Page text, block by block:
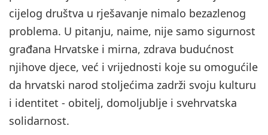
cijelog društva u rješavanje nimalo bezazlenog
problema. U pitanju, naime, nije samo sigurnost
građana Hrvatske i mirna, zdrava budućnost
njihove djece, već i vrijednosti koje su omogućile
da hrvatski narod stoljećima zadrži svoju kulturu
i identitet - obitelj, domoljublje i svehrvatska
solidarnost.